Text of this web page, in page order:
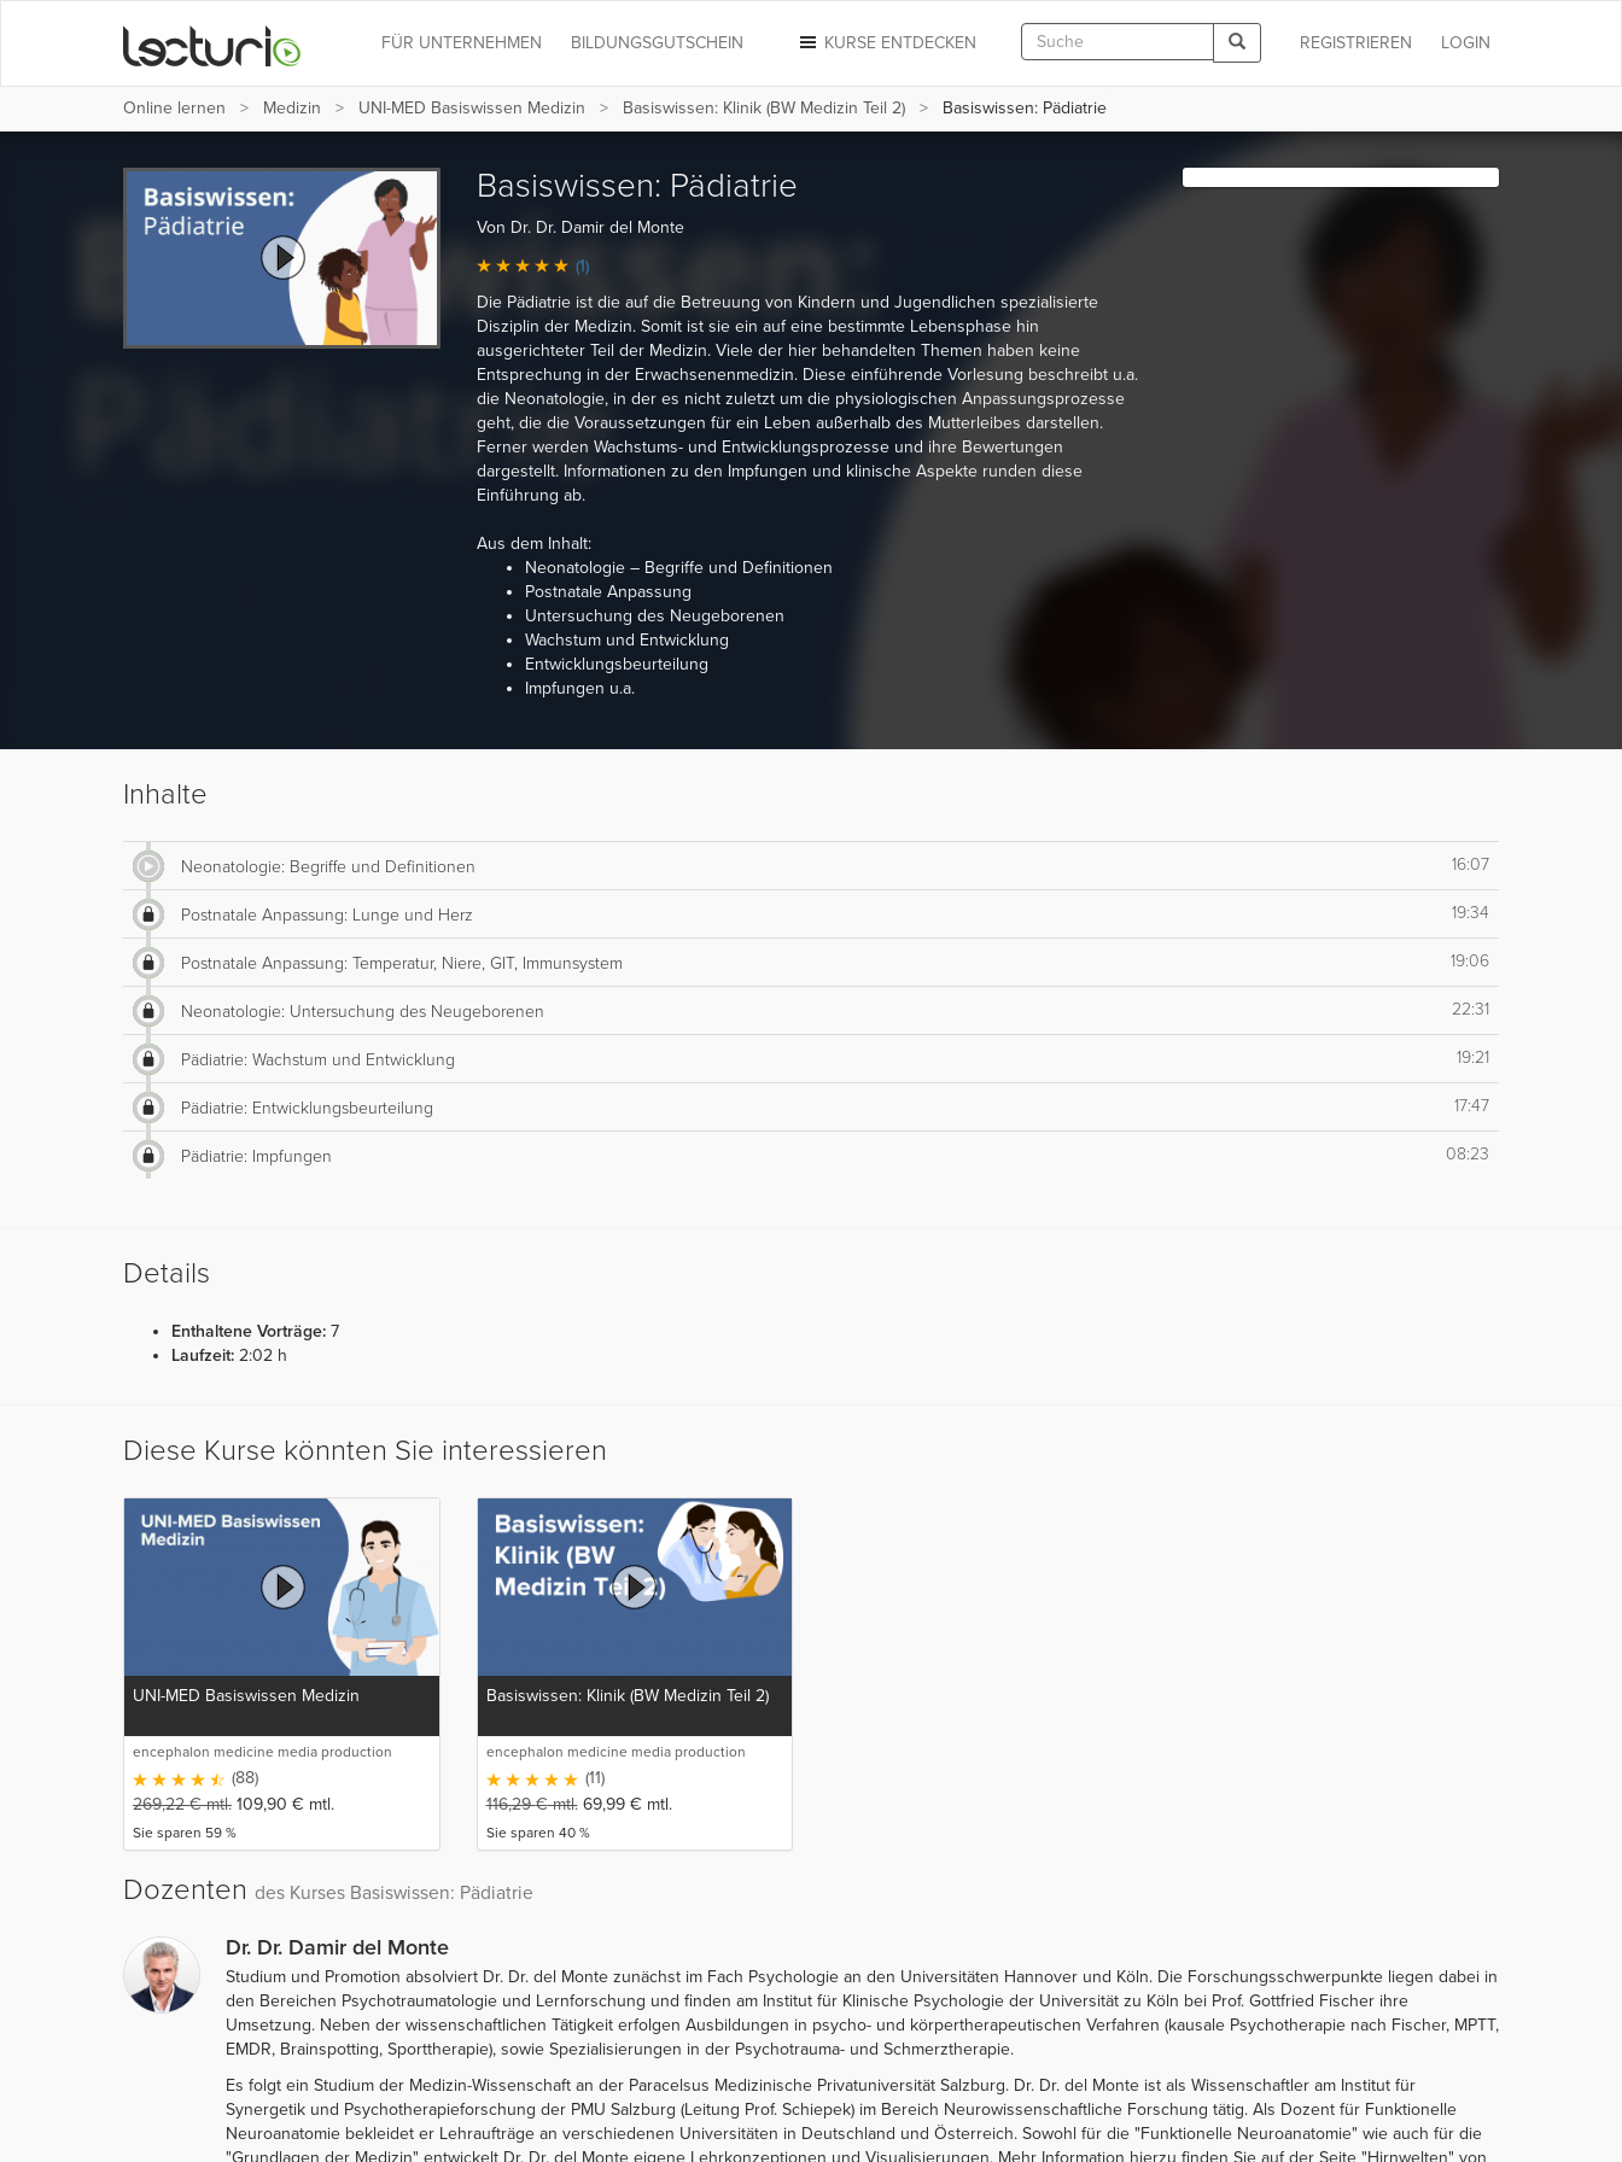
LOGIN
REGISTRIEREN
KURSE ENTDECKEN
FÜR UNTERNEHMEN BILDUNGSGUTSCHEIN
Online lernen Medizin UNI-MED Basiswissen Medizin Basiswissen: Klinik (BW Medizin Teil 2) Basiswissen: Pädiatrie
Basiswissen: Pädiatrie
Von Dr. Dr. Damir del Monte
(1)
Die Pädiatrie ist die auf die Betreuung von Kindern und Jugendlichen spezialisierte
Disziplin der Medizin. Somit ist sie ein auf eine bestimmte Lebensphase hin
ausgerichteter Teil der Medizin. Viele der hier behandelten Themen haben keine
Entsprechung in der Erwachsenenmedizin. Diese einführende Vorlesung beschreibt u.a.
die Neonatologie, in der es nicht zuletzt um die physiologischen Anpassungsprozesse
geht, die die Voraussetzungen für ein Leben außerhalb des Mutterleibes darstellen.
Ferner werden Wachstums- und Entwicklungsprozesse und ihre Bewertungen
dargestellt. Informationen zu den Impfungen und klinische Aspekte runden diese
Einführung ab.
Aus dem Inhalt:
Neonatologie – Begriffe und Definitionen
Postnatale Anpassung
Untersuchung des Neugeborenen
Wachstum und Entwicklung
Entwicklungsbeurteilung
Impfungen u.a.
Inhalte
Neonatologie: Begriffe und Definitionen 16:07
Postnatale Anpassung: Lunge und Herz 19:34
Postnatale Anpassung: Temperatur, Niere, GIT, Immunsystem 19:06
Neonatologie: Untersuchung des Neugeborenen 22:31
Pädiatrie: Wachstum und Entwicklung 19:21
Pädiatrie: Entwicklungsbeurteilung 17:47
Pädiatrie: Impfungen 08:23
Details
Enthaltene Vorträge: 7
Laufzeit: 2:02 h
Diese Kurse könnten Sie interessieren
UNI-MED Basiswissen Medizin
encephalon medicine media production
GmbH
(88)
269,22€mtl. 109,90 € mtl.
Sie sparen 59 %
Basiswissen: Klinik (BW Medizin Teil 2)
encephalon medicine media production
GmbH
(11)
116,29€mtl. 69,99 € mtl.
Sie sparen 40 %
Dozenten des Kurses Basiswissen: Pädiatrie
Dr. Dr. Damir del Monte
Studium und Promotion absolviert Dr. Dr. del Monte zunächst im Fach Psychologie an den Universitäten Hannover und Köln. Die Forschungsschwerpunkte liegen dabei in
den Bereichen Psychotraumatologie und Lernforschung und finden am Institut für Klinische Psychologie der Universität zu Köln bei Prof. Gottfried Fischer ihre
Umsetzung. Neben der wissenschaftlichen Tätigkeit erfolgen Ausbildungen in psycho- und körpertherapeutischen Verfahren (kausale Psychotherapie nach Fischer, MPTT,
EMDR, Brainspotting, Sporttherapie), sowie Spezialisierungen in der Psychotrauma- und Schmerztherapie.
Es folgt ein Studium der Medizin-Wissenschaft an der Paracelsus Medizinische Privatuniversität Salzburg. Dr. Dr. del Monte ist als Wissenschaftler am Institut für
Synergetik und Psychotherapieforschung der PMU Salzburg (Leitung Prof. Schiepek) im Bereich Neurowissenschaftliche Forschung tätig. Als Dozent für Funktionelle
Neuroanatomie bekleidet er Lehraufträge an verschiedenen Universitäten in Deutschland und Österreich. Sowohl für die "Funktionelle Neuroanatomie" wie auch für die
"Grundlagen der Medizin" entwickelt Dr. Dr. del Monte eigene Lehrkonzeptionen und Visualisierungen. Mehr Information hierzu finden Sie auf der Seite "Hirnwelten" von